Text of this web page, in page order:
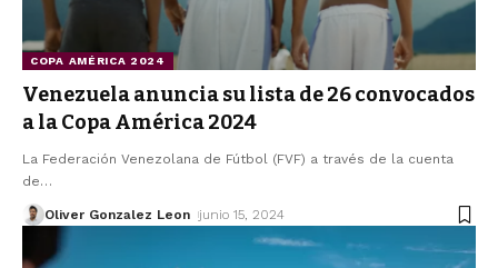
COPA AMÉRICA 2024
Venezuela anuncia su lista de 26 convocados
a la Copa América 2024
La Federación Venezolana de Fútbol (FVF) a través de la cuenta
de…
Oliver Gonzalez Leon junio 15, 2024